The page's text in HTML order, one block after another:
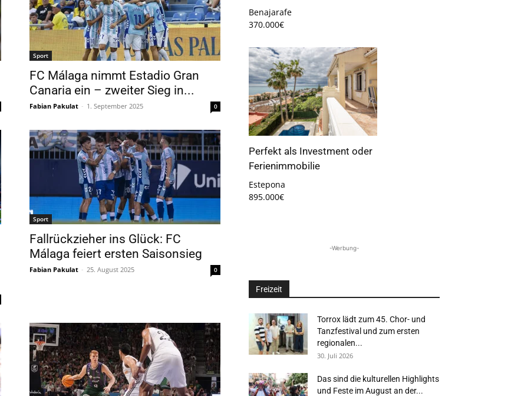
Sport
FC Málaga nimmt Estadio Gran
Canaria ein – zweiter Sieg in...
Fabian Pakulat - 1. September 2025 0
Sport
Fallrückzieher ins Glück: FC
Málaga feiert ersten Saisonsieg
Fabian Pakulat - 25. August 2025 0
Benajarafe
370.000€
Perfekt als Investment oder
Ferienimmobilie
Estepona
895.000€
-Werbung-
Freizeit
Torrox lädt zum 45. Chor- und
Tanzfestival und zum ersten
regionalen...
30. Juli 2026
Das sind die kulturellen Highlights
und Feste im August an der...